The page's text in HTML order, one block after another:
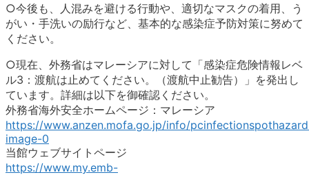
○今後も、人混みを避ける行動や、適切なマスクの着用、う
がい・手洗いの励行など、基本的な感染症予防対策に努めて
ください。
○現在、外務省はマレーシアに対して「感染症危険情報レベ
ル3：渡航は止めてください。（渡航中止勧告）」を発出し
ています。詳細は以下を御確認ください。
外務省海外安全ホームページ：マレーシア
https://www.anzen.mofa.go.jp/info/
image-0
当館ウェブサイトページ
https://www.my.emb-